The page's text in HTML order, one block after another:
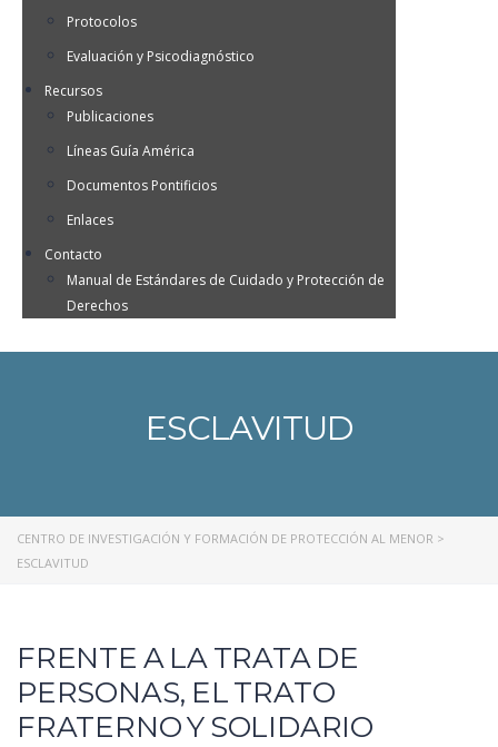
Protocolos
Evaluación y Psicodiagnóstico
Recursos
Publicaciones
Líneas Guía América
Documentos Pontificios
Enlaces
Contacto
Manual de Estándares de Cuidado y Protección de
Derechos
ESCLAVITUD
CENTRO DE INVESTIGACIÓN Y FORMACIÓN DE PROTECCIÓN AL MENOR >
ESCLAVITUD
FRENTE A LA TRATA DE
PERSONAS, EL TRATO
FRATERNO Y SOLIDARIO